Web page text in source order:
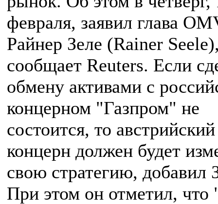
февраля, заявил глава
Райнер Зеле (Rainer
сообщает Reuters. Если
обмену активами с
концерном "Газпром" не
состоится, то австрийский
концерн должен будет
свою стратегию, добавил
При этом он отметил, что